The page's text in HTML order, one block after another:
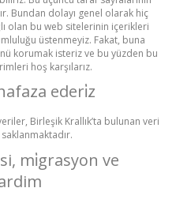
Bundan dolayı genel olarak hiç
olan bu web sitelerinin içerikleri
üstenmeyiz. Fakat, buna
korumak isteriz ve bu yüzden bu
hoş karşılarız.
ederi̇z
Birleşik Krallık’ta bulunan veri
mi̇grasyon ve